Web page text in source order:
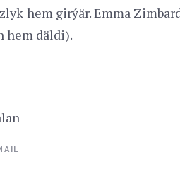
hem girýär. Emma
hem däldi).